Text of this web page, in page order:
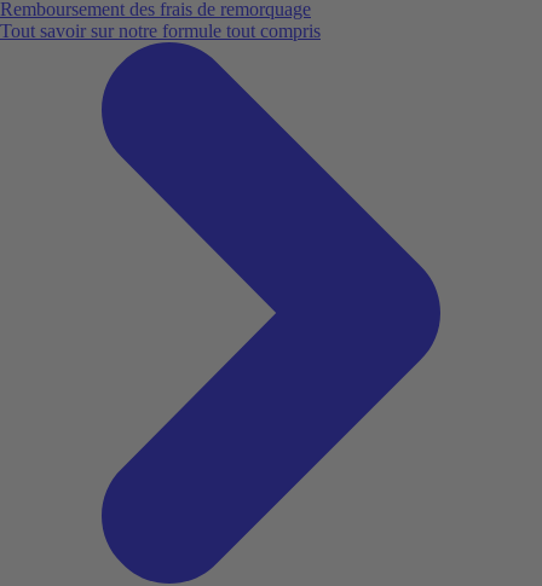
Remboursement des frais de remorquage
Tout savoir sur notre formule tout compris